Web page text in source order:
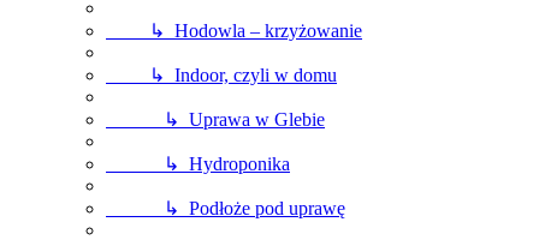
↳ Hodowla – krzyżowanie
↳ Indoor, czyli w domu
↳ Uprawa w Glebie
↳ Hydroponika
↳ Podłoże pod uprawę